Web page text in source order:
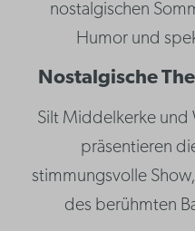
nostalgischen
Humor und
Nostalgische
Silt Middelkerke und
präsentieren
stimmungsvolle
des berühmten